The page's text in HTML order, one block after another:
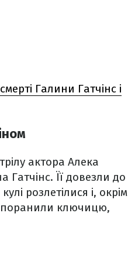
Галини Гатчінс і
актора Алека
Гатчінс. Її довезли до
розлетілися і, окрім
поранили ключицю,